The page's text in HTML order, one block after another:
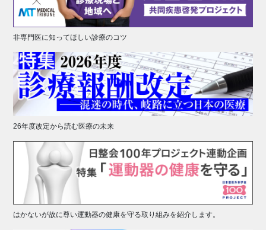
非専門医に知ってほしい診療のコツ
26年度改定から読む医療の未来
はかないが故に尊い運動器の健康を守る取り組みを紹介します。